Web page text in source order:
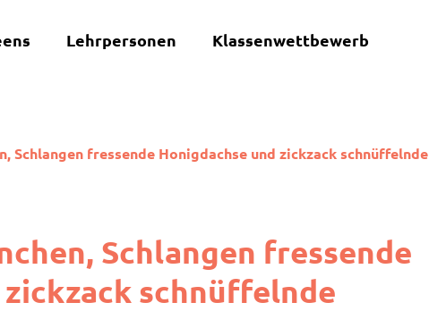
Lehrpersonen Klassenwettbewerb
Schlangen fressende Honigdachse und zickzack schnüffelnde
Schlangen fressende
schnüffelnde